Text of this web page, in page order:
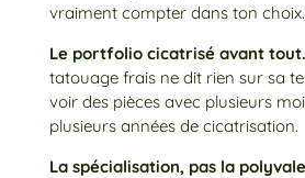
vraiment compter dans ton choix.
Le portfolio cicatrisé avant tout.
tatouage frais ne dit rien sur sa
voir des pièces avec plusieurs
plusieurs années de cicatrisation.
La spécialisation, pas la